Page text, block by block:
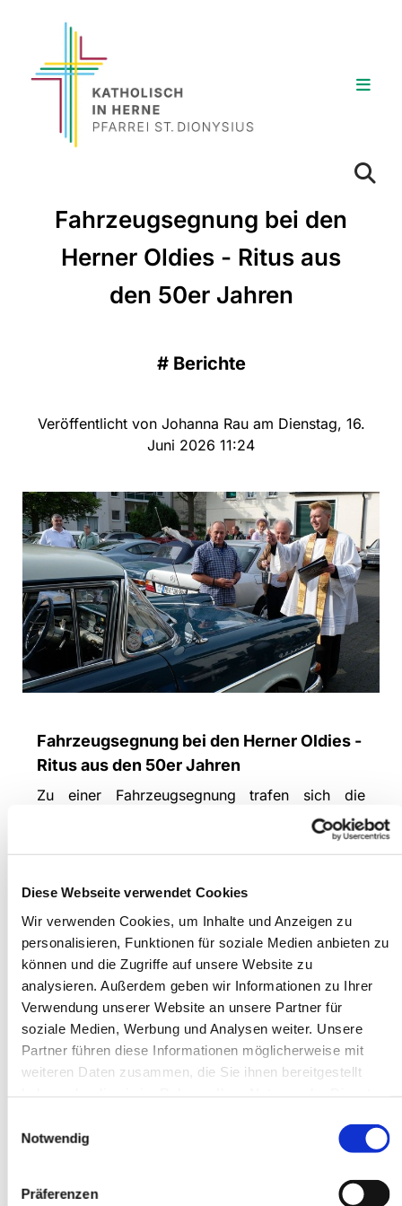
Diese Webseite verwendet Cookies
Wir verwenden Cookies, um Inhalte und Anzeigen zu
personalisieren, Funktionen für soziale Medien anbieten zu
können und die Zugriffe auf unsere Website zu
analysieren. Außerdem geben wir Informationen zu Ihrer
Verwendung unserer Website an unsere Partner für
soziale Medien, Werbung und Analysen weiter. Unsere
Partner führen diese Informationen möglicherweise mit
weiteren Daten zusammen, die Sie ihnen bereitgestellt
Notwendig
Präferenzen
Fahrzeugsegnung bei den
Herner Oldies - Ritus aus
den 50er Jahren
# Berichte
Veröffentlicht von Johanna Rau am Dienstag, 16.
Juni 2026 11:24
Fahrzeugsegnung bei den Herner Oldies -
Ritus aus den 50er Jahren
Zu einer Fahrzeugsegnung trafen sich die
Herner Oldies vor ihrer Halle in Herne. Diese
fand ganz im Stil der 50er/60er Jahre statt. Ca.
25 Fahrzeuge waren vor Ort erschienen. Pfarrer
bereit erklärt, diesen Ritus durchzuführen. Nach
einer kurzen Andacht getrat an den aufgestellten
Fahrzeugen vorbei, segnete diese und übergab
eine Christopherus-Plakette.
Derartige Veranstaltungen hatte es in den
50er/60er in den meisten Gemeinden in
Deutschland gegeben, weil die
Fahrzeugeigentümer vor Antritt der Ferienzeit
Zweck die Fahrzeuge an den Kirchen
vorführten. In den 80er Jahren ist dieser Ritus
geraten und wird heute kaum noch